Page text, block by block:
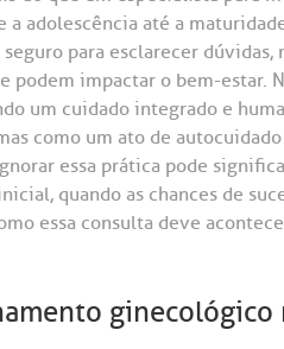
a adolescência até a
para esclarecer
impactar o bem-estar.
um cuidado integrado e
como um ato de
essa prática pode
quando as chances de
essa consulta deve
ginecológico